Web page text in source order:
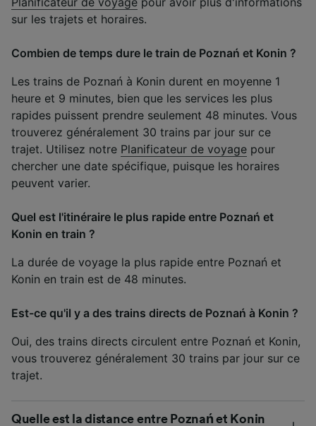
sur les trajets et horaires.
Combien de temps dure le train de Poznań et Konin ?
Les trains de Poznań à Konin durent en moyenne 1
heure et 9 minutes, bien que les services les plus
rapides puissent prendre seulement 48 minutes. Vous
trouverez généralement 30 trains par jour sur ce
trajet. Utilisez notre Planificateur de voyage pour
chercher une date spécifique, puisque les horaires
peuvent varier.
Quel est l'itinéraire le plus rapide entre Poznań et
Konin en train ?
La durée de voyage la plus rapide entre Poznań et
Konin en train est de 48 minutes.
Est-ce qu'il y a des trains directs de Poznań à Konin ?
Oui, des trains directs circulent entre Poznań et Konin,
vous trouverez généralement 30 trains par jour sur ce
trajet.
Quelle est la distance entre Poznań et Konin